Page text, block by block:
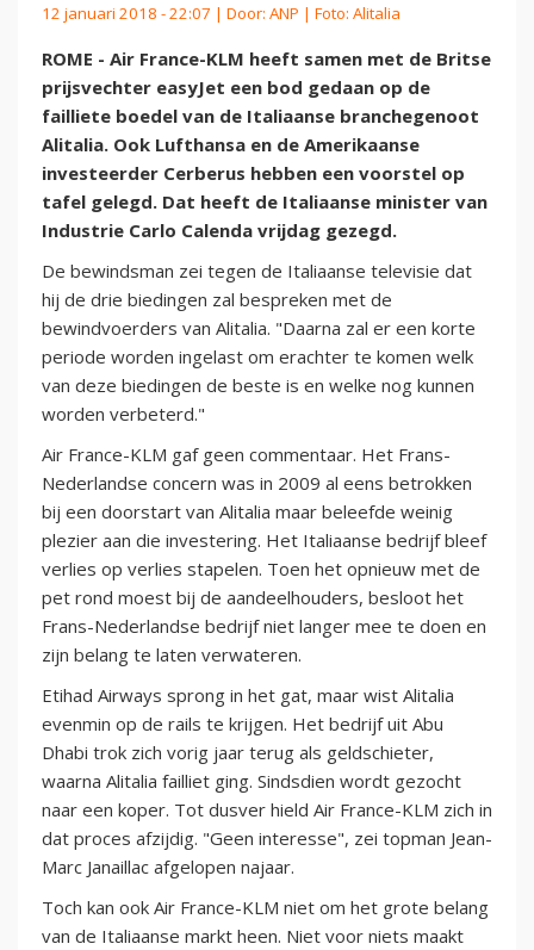
12 januari 2018 - 22:07 | Door: ANP | Foto: Alitalia
ROME - Air France-KLM heeft samen met de Britse
prijsvechter easyJet een bod gedaan op de
failliete boedel van de Italiaanse branchegenoot
Alitalia. Ook Lufthansa en de Amerikaanse
investeerder Cerberus hebben een voorstel op
tafel gelegd. Dat heeft de Italiaanse minister van
Industrie Carlo Calenda vrijdag gezegd.
De bewindsman zei tegen de Italiaanse televisie dat
hij de drie biedingen zal bespreken met de
bewindvoerders van Alitalia. "Daarna zal er een korte
periode worden ingelast om erachter te komen welk
van deze biedingen de beste is en welke nog kunnen
worden verbeterd."
Air France-KLM gaf geen commentaar. Het Frans-
Nederlandse concern was in 2009 al eens betrokken
bij een doorstart van Alitalia maar beleefde weinig
plezier aan die investering. Het Italiaanse bedrijf bleef
verlies op verlies stapelen. Toen het opnieuw met de
pet rond moest bij de aandeelhouders, besloot het
Frans-Nederlandse bedrijf niet langer mee te doen en
zijn belang te laten verwateren.
Etihad Airways sprong in het gat, maar wist Alitalia
evenmin op de rails te krijgen. Het bedrijf uit Abu
Dhabi trok zich vorig jaar terug als geldschieter,
waarna Alitalia failliet ging. Sindsdien wordt gezocht
naar een koper. Tot dusver hield Air France-KLM zich in
dat proces afzijdig. "Geen interesse", zei topman Jean-
Marc Janaillac afgelopen najaar.
Toch kan ook Air France-KLM niet om het grote belang
van de Italiaanse markt heen. Niet voor niets maakt